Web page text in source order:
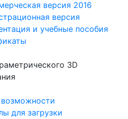
версия 2016
версия
и учебные пособия
3D
для загрузки